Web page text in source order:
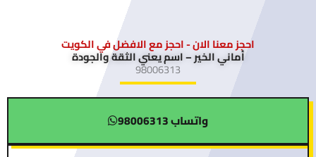
احجز معنا الان - احجز مع الافضل في الكويت
أماني الخير – اسم يعني الثقة والجودة
98006313
واتساب 98006313